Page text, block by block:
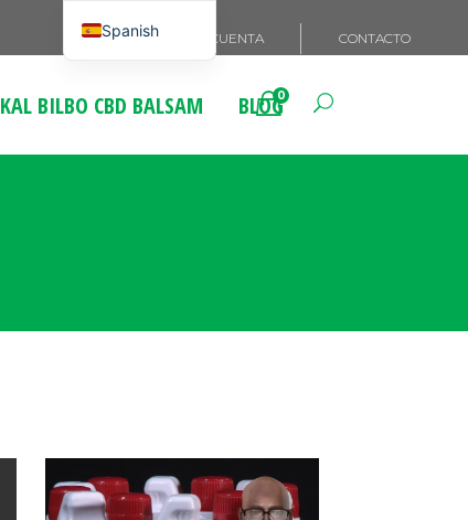
MI CUENTA CONTACTO
BILBO CBD BALSAM BLOG0
Spanish
French